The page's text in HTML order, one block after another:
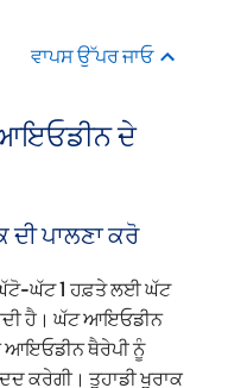
ਵਾਪਸ ਉੱਪਰ ਜਾਓ
ਦੇ
ਪਾਲਣਾ ਕਰੋ
ਘੱਟ 1 ਹਫ਼ਤੇ ਲਈ ਘੱਟ
ਹੈ। ਘੱਟ ਆਇਓਡੀਨ
ਆਇਓਡੀਨ ਥੈਰੇਪੀ ਨੂੰ
ਕਰੇਗੀ। ਤੁਹਾਡੀ ਖੁਰਾਕ